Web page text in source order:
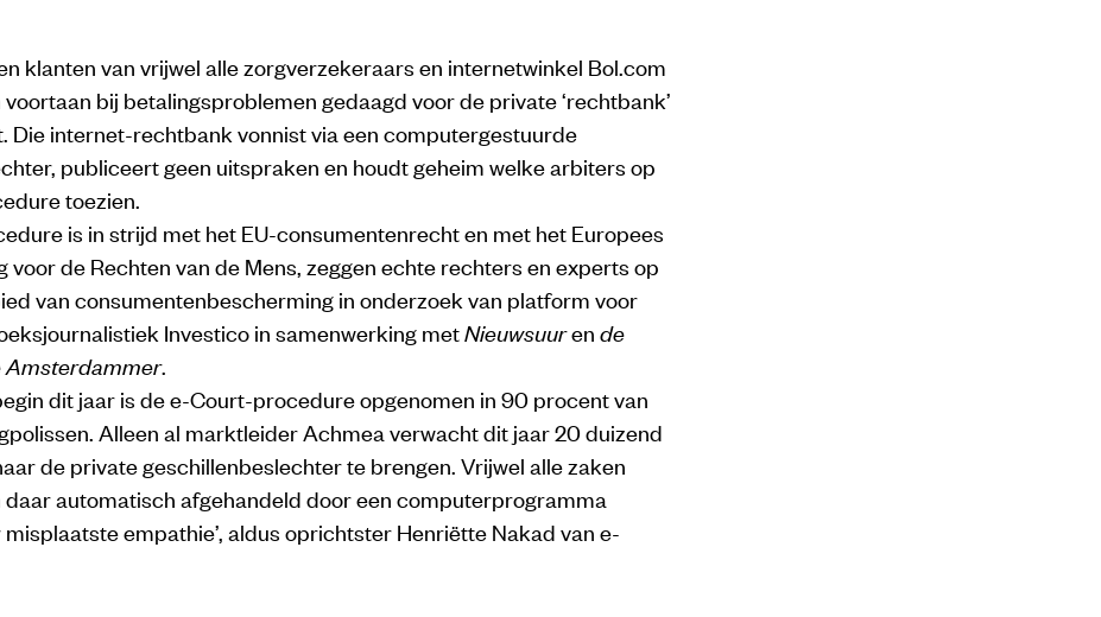
klanten van vrijwel alle zorgverzekeraars en internetwinkel Bol.com
bij betalingsproblemen gedaagd voor de private ‘rechtbank’
Die internet-rechtbank vonnist via een computergestuurde
publiceert geen uitspraken en houdt geheim welke arbiters op
toezien.
is in strijd met het EU-consumentenrecht en met het Europees
voor de Rechten van de Mens, zeggen echte rechters en experts op
van consumentenbescherming in onderzoek van platform voor
Investico in samenwerking metNieuwsuuren de
Amsterdammer.
dit jaar is de e-Court-procedure opgenomen in 90 procent van
Alleen al marktleider Achmea verwacht dit jaar 20 duizend
de private geschillenbeslechter te brengen. Vrijwel alle zaken
daar automatisch afgehandeld door een computerprogramma
misplaatste empathie’, aldus oprichtster Henriëtte Nakad van e-